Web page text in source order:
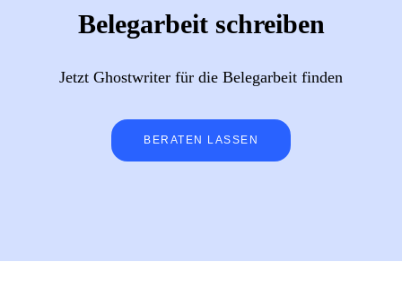
Belegarbeit schreiben
Jetzt Ghostwriter für die Belegarbeit finden
BERATEN LASSEN